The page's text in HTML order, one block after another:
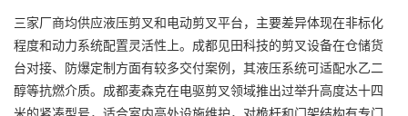
三家厂商均供应液压剪叉和电动剪叉平台，主要差异体现在非标化
程度和动力系统配置灵活性上。成都见田科技的剪叉设备在仓储货
台对接、防爆定制方面有较多交付案例，其液压系统可适配水乙二
醇等抗燃介质。成都麦森克在电驱剪叉领域推出过举升高度达十四
米的紧凑型号，适合室内高处设施维护，对桅杆和门架结构有专门